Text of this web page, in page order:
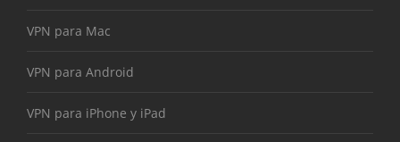
VPN para Mac
VPN para Android
VPN para iPhone y iPad